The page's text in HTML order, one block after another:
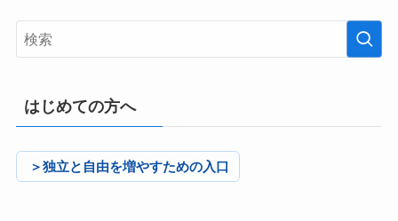
はじめての方へ
＞独立と自由を増やすための入口